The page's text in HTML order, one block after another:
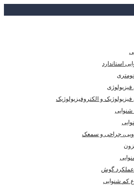
استاندارد
و الکتروفیزیولوژیک
شنوایی
جراحی و سمعک
عملکرد گوش
کم شنوایی